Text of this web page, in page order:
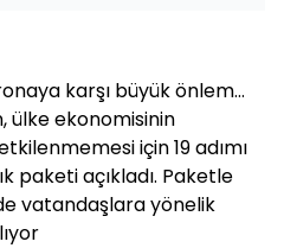
karşı büyük önlem...
ülke ekonomisinin
için 19 adımı
paketi açıkladı. Paketle
vatandaşlara yönelik